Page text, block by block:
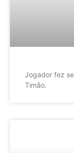
Jogador fez
Timão.